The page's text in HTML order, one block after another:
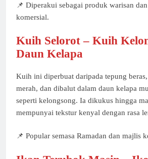
📌 Diperakui sebagai produk warisan
komersial.
Kuih Selorot – Kuih
Daun Kelapa
Kuih ini diperbuat daripada tepung
merah, dan dibalut dalam daun kelapa
seperti kelongsong. Ia dikukus hingga
mempunyai tekstur kenyal dengan rasa
📌 Popular semasa Ramadan dan majlis